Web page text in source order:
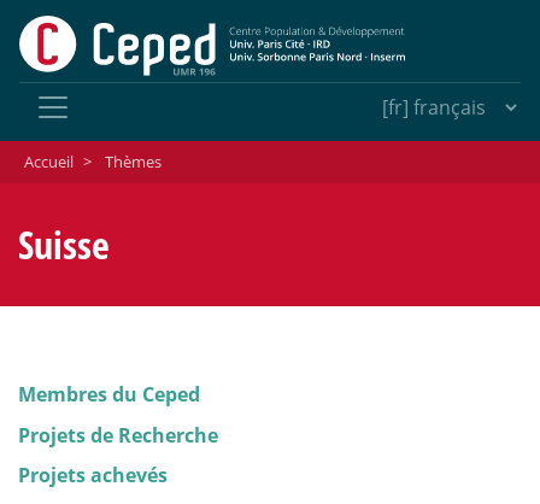
Accueil > Thèmes
Suisse
Membres du Ceped
Projets de Recherche
Projets achevés